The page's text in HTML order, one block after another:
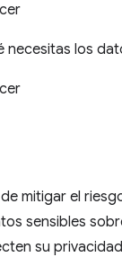
necesitas los
mitigar el
sensibles
su